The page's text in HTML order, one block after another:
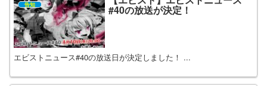
告知 #40の放送が決定！
エビストニュース#40の放送日が決定しました！ ...